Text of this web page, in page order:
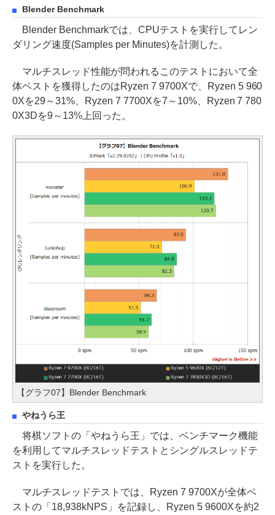
Blender Benchmark
Blender Benchmarkでは、CPUテストを実行してレン
ダリング速度(Samples per Minutes)を計測した。
マルチスレッド性能が問われるこのテストにおいて全
体ベストを獲得したのはRyzen 7 9700Xで、Ryzen 5 960
0Xを29～31%、Ryzen 7 7700Xを7～10%、Ryzen 7 780
0X3Dを9～13%上回った。
【グラフ07】Blender Benchmark
やねうら王
将棋ソフトの「やねうら王」では、ベンチマーク機能
を利用してマルチスレッドテストとシングルスレッドテ
ストを実行した。
マルチスレッドテストでは、Ryzen 7 9700Xが全体ベ
ストの「18,938kNPS」を記録し、Ryzen 5 9600Xを約2